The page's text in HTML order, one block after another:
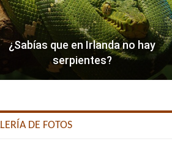
¿Sabías que en Irlanda no hay
serpientes?
DE FOTOS